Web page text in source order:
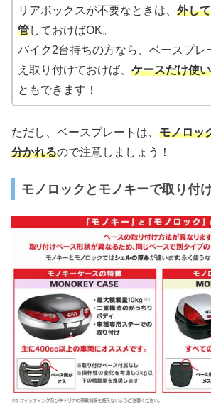
リアボックスが不要なときは、 外し
管しておけばOK。
バイク2台持ちの方なら、ベースプレ
え取り付けておけば、 ケースだけ使
ともできます！
ただし、ベースプレートは、 モノロッ
分かれるので注意しましょう！
モノロックとモノキーで取り付